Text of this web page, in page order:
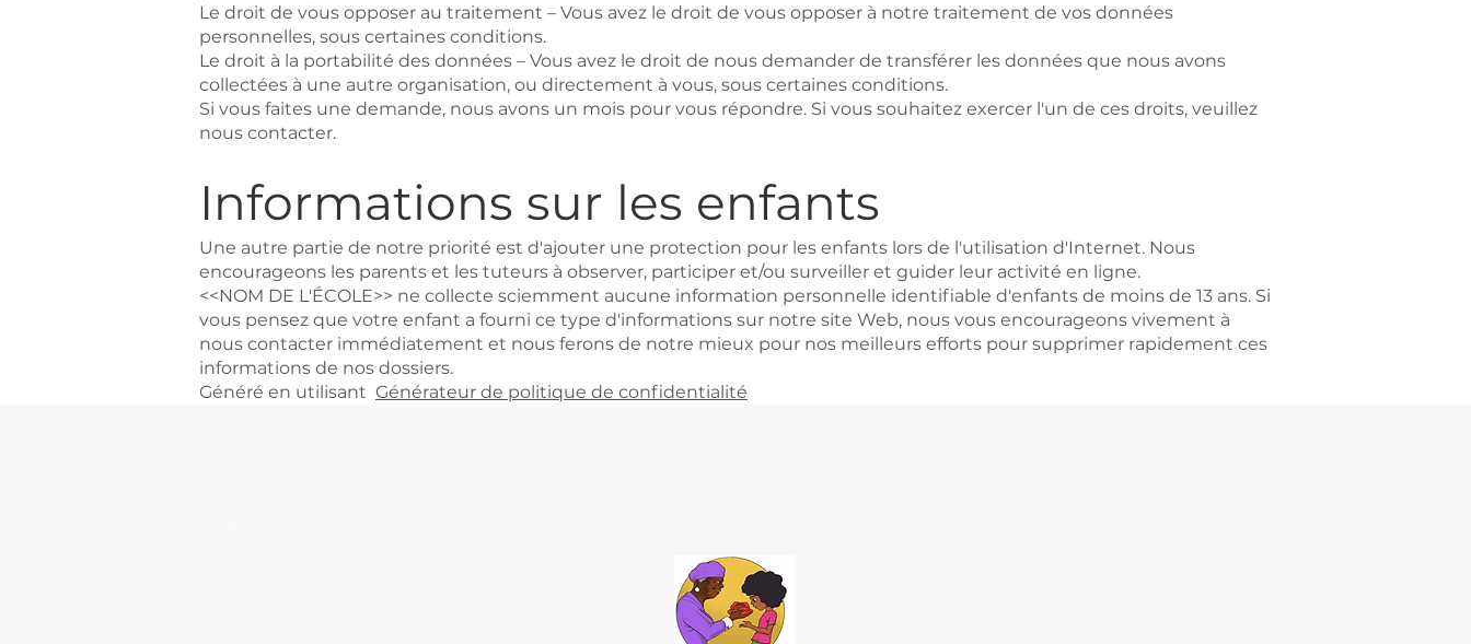
Le droit de vous opposer au traitement – Vous avez le droit de vous opposer à notre traitement de vos données
personnelles, sous certaines conditions.
Le droit à la portabilité des données – Vous avez le droit de nous demander de transférer les données que nous avons
collectées à une autre organisation, ou directement à vous, sous certaines conditions.
Si vous faites une demande, nous avons un mois pour vous répondre. Si vous souhaitez exercer l'un de ces droits, veuillez
nous contacter.
Informations sur les enfants
Une autre partie de notre priorité est d'ajouter une protection pour les enfants lors de l'utilisation d'Internet. Nous
encourageons les parents et les tuteurs à observer, participer et/ou surveiller et guider leur activité en ligne.
<<NOM DE L'ÉCOLE>> ne collecte sciemment aucune information personnelle identifiable d'enfants de moins de 13 ans. Si
vous pensez que votre enfant a fourni ce type d'informations sur notre site Web, nous vous encourageons vivement à
nous contacter immédiatement et nous ferons de notre mieux pour nos meilleurs efforts pour supprimer rapidement ces
informations de nos dossiers.
Généré en utilisant Générateur de politique de confidentialité